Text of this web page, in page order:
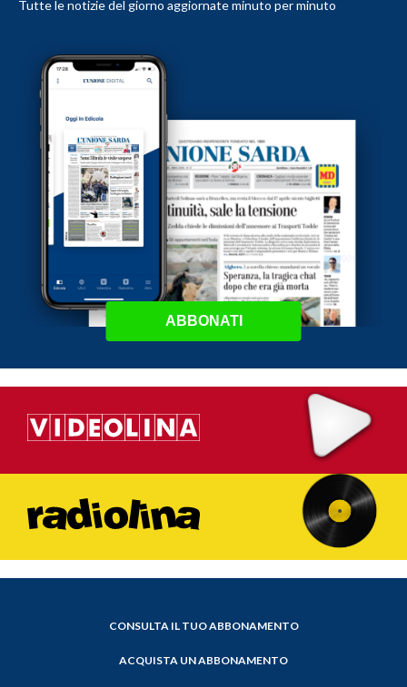
Tutte le notizie del giorno aggiornate minuto per minuto
ABBONATI
CONSULTA IL TUO ABBONAMENTO
ACQUISTA UN ABBONAMENTO